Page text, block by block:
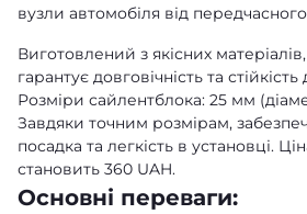
вузли автомобіля від
Виготовлений з якісних
гарантує довговічність та
Розміри сайлентблока: 25 мм
Завдяки точним розмірам,
посадка та легкість в установці.
становить 360 UAH.
Основні переваги: